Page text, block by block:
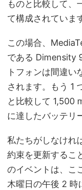
ものと比較して、
て構成されていま
この場合、
である Dimensity
トフォンは間違い
されます。もう 1
と比較して 1,500
に達したバッテリ
私たちがしなけれ
約束を更新するこ
のイベントは、こ
木曜日の午後 2 時